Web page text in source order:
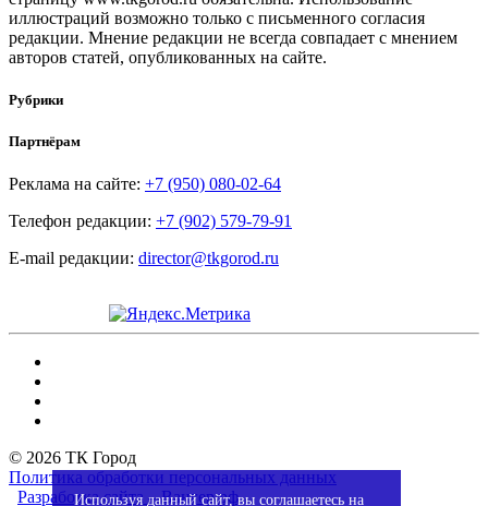
иллюстраций возможно только с письменного согласия
редакции. Мнение редакции не всегда совпадает с мнением
авторов статей, опубликованных на сайте.
Рубрики
Партнёрам
Реклама на сайте: +7 (950) 080-02-64
Телефон редакции: +7 (902) 579-79-91
E-mail редакции: director@tkgorod.ru
© 2026 ТК Город
Политика обработки персональных данных
Разработка сайта – Вангер.рф
Используя данный сайт, вы соглашаетесь на